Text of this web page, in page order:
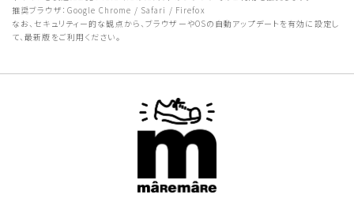
推奨ブラウザ：Google Chrome / Safari / Firefox
なお、セキュリティー的な観点から、ブラウザーやOSの自動アップデートを有効に設定し
て、最新版をご利用ください。